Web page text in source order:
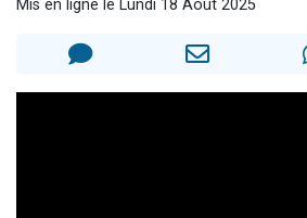
30 personnes viennent de faire
Mis en ligne le Lundi 18 Août 2025